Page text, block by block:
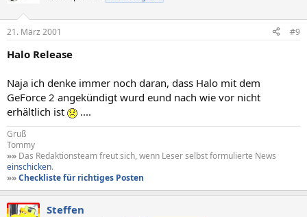
21. März 2001 #9
Halo Release
Naja ich denke immer noch daran, dass Halo mit dem
GeForce 2 angekündigt wurd eund nach wie vor nicht
erhältlich ist
....
Gruß
Tommy
»» Das Redaktionsteam freut sich, wenn Leser selbst formulierte News
einschicken.
»»Checkliste für richtiges Posten
Steffen